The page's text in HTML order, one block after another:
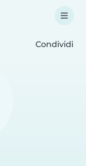
Condividi